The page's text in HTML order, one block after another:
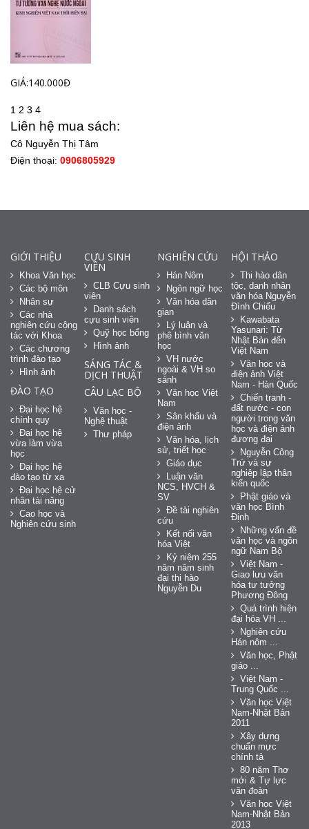
GIÁ:140.000Đ
1 2 3 4
Liên hệ mua sách:
Cô Nguyễn Thị Tâm
Điện thoại: 0906805929
GIỚI THIỆU
Khoa Văn học
Các bộ môn
Nhân sự
Các nhà
nghiên cứu cộng
tác với Khoa
Các chương
trình đào tạo
Hình ảnh
ĐÀO TẠO
Đại học hệ
chính quy
Đại học hệ
vừa làm vừa
học
Đại học hệ
đào tạo từ xa
Đại học hệ cử
nhân tài năng
Cao học và
Nghiên cứu sinh
CỰU SINH
VIÊN
CLB Cựu sinh
viên
Danh sách
cựu sinh viên
Quỹ học bổng
Hình ảnh
SÁNG TÁC &
DỊCH THUẬT
CÂU LẠC BỘ
Văn học -
Nghệ thuật
Thư pháp
NGHIÊN CỨU
Hán Nôm
Ngôn ngữ học
Văn hóa dân
gian
Lý luận và
phê bình văn
học
VH nước
ngoài & VH so
sánh
Văn học Việt
Nam
Sân khấu và
điện ảnh
Văn hóa, lịch
sử, triết học
Giáo dục
Luận văn
NCS, HVCH &
SV
Đề tài nghiên
cứu
Kết nối văn
hóa Việt
Kỷ niệm 255
năm năm sinh
đại thi hào
Nguyễn Du
HỘI THẢO
Thi hào dân
tộc, danh nhân
văn hóa Nguyễn
Đình Chiểu
Kawabata
Yasunari: Từ
Nhật Bản đến
Việt Nam
Văn học và
điện ảnh Việt
Nam - Hàn Quốc
Chiến tranh -
đất nước - con
người trong văn
học và điện ảnh
đương đại
Nguyễn Công
Trứ và sự
nghiệp lập thân
kiến quốc
Phật giáo và
văn học Bình
Định
Những vấn đề
văn học và ngôn
ngữ Nam Bộ
Việt Nam -
Giao lưu văn
hóa tư tưởng
Phương Đông
Quá trình hiện
đại hóa VH ...
Nghiên cứu
Hán nôm ...
Văn học, Phật
giáo ...
Việt Nam -
Trung Quốc ...
Văn học Việt
Nam-Nhật Bản
2011
Xây dựng
chuẩn mực
chính tả
80 năm Thơ
mới & Tự lực
văn đoàn
Văn học Việt
Nam-Nhật Bản
2013